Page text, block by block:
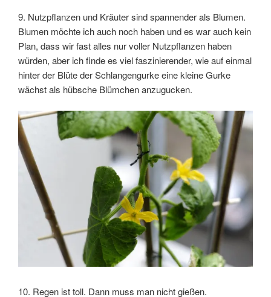
9. Nutzpflanzen und Kräuter sind spannender als Blumen.
Blumen möchte ich auch noch haben und es war auch kein
Plan, dass wir fast alles nur voller Nutzpflanzen haben
würden, aber ich finde es viel faszinierender, wie auf einmal
hinter der Blüte der Schlangengurke eine kleine Gurke
wächst als hübsche Blümchen anzugucken.
10. Regen ist toll. Dann muss man nicht gießen.